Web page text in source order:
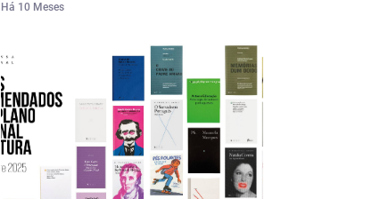
Há 10 Meses